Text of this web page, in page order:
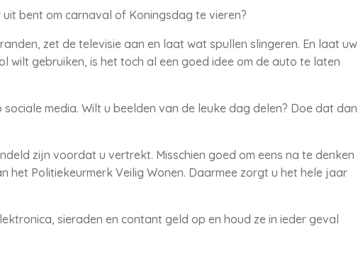
bent om carnaval of Koningsdag te vieren?
zet de televisie aan en laat wat spullen slingeren. En laat uw
gebruiken, is het toch al een goed idee om de auto te laten
media. Wilt u beelden van de leuke dag delen? Doe dat dan
zijn voordat u vertrekt. Misschien goed om eens na te denken
Politiekeurmerk Veilig Wonen. Daarmee zorgt u het hele jaar
sieraden en contant geld op en houd ze in ieder geval